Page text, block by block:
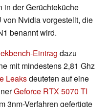
in der Gerüchteküche
Nvidia vorgestellt, die
benannt wird.
Eintrag dazu
mit mindestens 2,81 Ghz
Leaksdeuteten auf eine
Geforce RTX 5070 TI
3nm-Verfahren gefertigte